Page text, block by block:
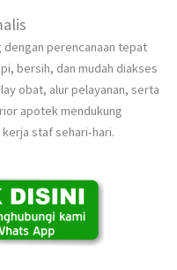
perencanaan tepat
bersih, dan mudah diakses
obat, alur pelayanan, serta
apotek mendukung
staf sehari-hari.